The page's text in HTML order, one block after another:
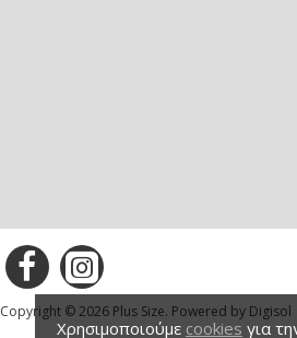
Copyright © 2026 Plus Size. Powered by Digisol
Χρησιμοποιούμε cookies για